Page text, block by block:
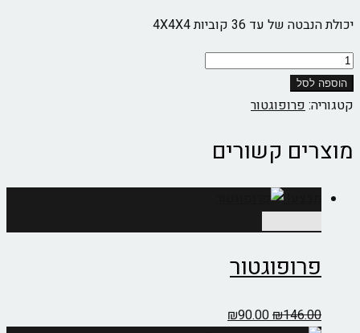
יכולת הנבטה של עד 36 קוביות 4X4X4
כמות
של
פרופוגטור
הוספה לסל
קטגוריה: פרופוגטור
מוצרים קשורים
פרופוגטור
₪146.00
המחיר₪90.00